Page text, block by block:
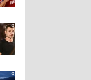
0
0